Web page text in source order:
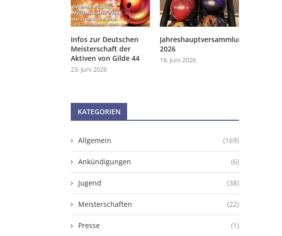
Infos zur Deutschen
Meisterschaft der
Aktiven von Gilde 44
23. Juni 2026
Jahreshauptversammlung
2026
18. Juni 2026
KATEGORIEN
Allgemein (169)
Ankündigungen (6)
Jugend (38)
Meisterschaften (22)
Presse (1)